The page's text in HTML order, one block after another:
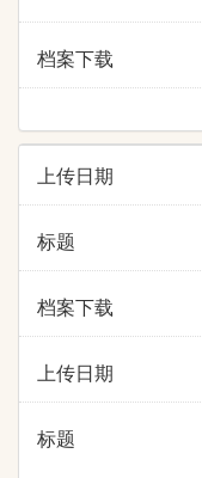
档案下载
上传日期
标题
档案下载
上传日期
标题